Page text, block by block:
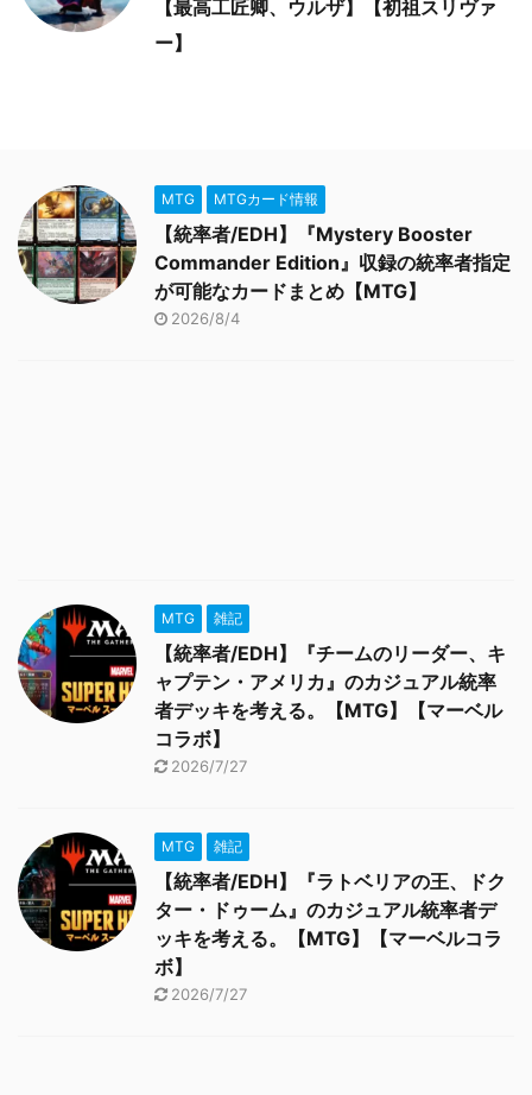
【最高工匠卿、ウルザ】【初祖スリヴァ
ー】
MTG MTGカード情報
【統率者/EDH】『Mystery Booster
Commander Edition』収録の統率者指定
が可能なカードまとめ【MTG】
2026/8/4
MTG 雑記
【統率者/EDH】『チームのリーダー、キ
ャプテン・アメリカ』のカジュアル統率
者デッキを考える。【MTG】【マーベル
コラボ】
2026/7/27
MTG 雑記
【統率者/EDH】『ラトベリアの王、ドク
ター・ドゥーム』のカジュアル統率者デ
ッキを考える。【MTG】【マーベルコラ
ボ】
2026/7/27